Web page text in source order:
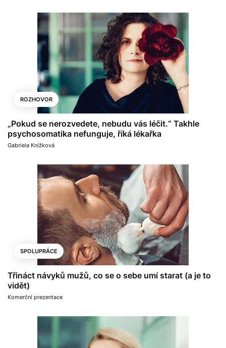
ROZHOVOR
„Pokud se nerozvedete, nebudu vás léčit.“ Takhle
psychosomatika nefunguje, říká lékařka
Gabriela Knížková
SPOLUPRÁCE
Třináct návyků mužů, co se o sebe umí starat (a je to
vidět)
Komerční prezentace